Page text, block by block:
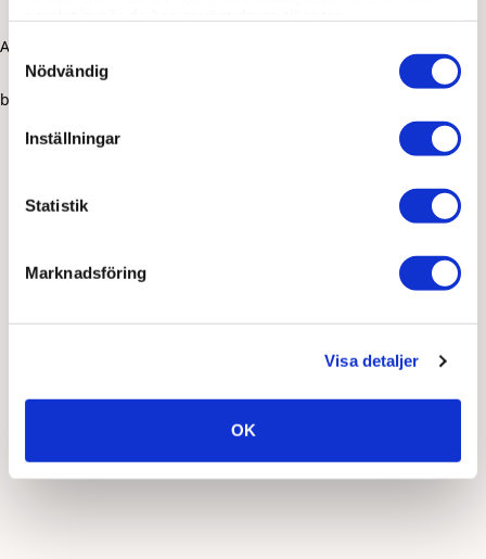
Samtyckesval
Nödvändig
Inställningar
Statistik
Marknadsföring
Visa detaljer
OK
Application error: a client-side exception has occurred (see the
browser console for more information)